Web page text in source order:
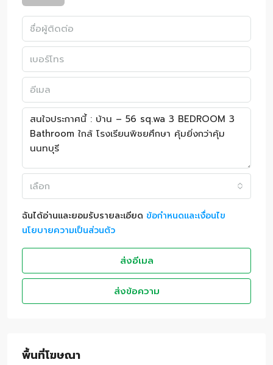
เลือก
ฉันได้อ่านและยอมรับรายละเอียด ข้อกำหนดและเงื่อนไข
นโยบายความเป็นส่วนตัว
ส่งอีเมล
ส่งข้อความ
พื้นที่โฆษณา